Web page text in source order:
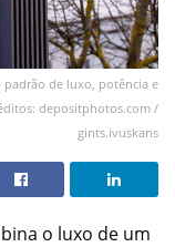
padrão de luxo, potência e
depositphotos.com /
gints.ivuskans
o luxo de um